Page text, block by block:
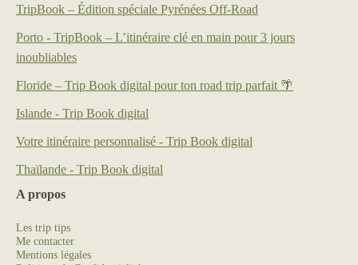
TripBook – Édition spéciale Pyrénées Off-Road
Porto - TripBook – L’itinéraire clé en main pour 3 jours
inoubliables
Floride – Trip Book digital pour ton road trip parfait 🌴
Islande - Trip Book digital
Votre itinéraire personnalisé - Trip Book digital
Thaïlande - Trip Book digital
A propos
Les trip tips
Me contacter
Mentions légales